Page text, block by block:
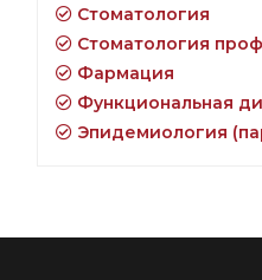
Стоматология
Стоматология
Фармация
Функциональная
Эпидемиология